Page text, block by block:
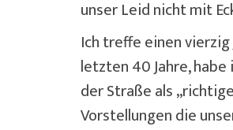
unser Leid nicht mit
Ich treffe einen
letzten 40 Jahre,
der Straße als
Vorstellungen die